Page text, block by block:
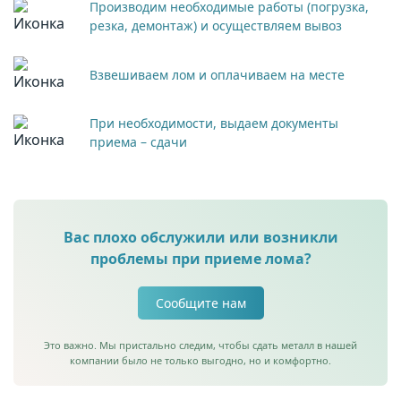
Производим необходимые работы (погрузка,
резка, демонтаж) и осуществляем вывоз
Взвешиваем лом и оплачиваем на месте
При необходимости, выдаем документы
приема – сдачи
Вас плохо обслужили или возникли
проблемы при приеме лома?
Сообщите нам
Это важно. Мы пристально следим, чтобы сдать металл в нашей
компании было не только выгодно, но и комфортно.